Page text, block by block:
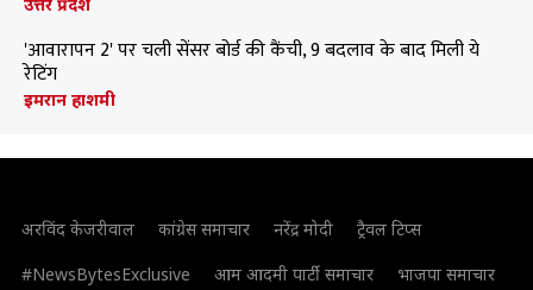
'आवारापन 2' पर चली सेंसर बोर्ड की कैंची, 9 बदलाव के बाद मिली ये
रेटिंग
इमरान हाशमी
अरविंद केजरीवाल कांग्रेस समाचार नरेंद्र मोदी
ट्रैवल टिप्स
#NewsBytesExclusive
आम आदमी पार्टी समाचार भाजपा समाचार